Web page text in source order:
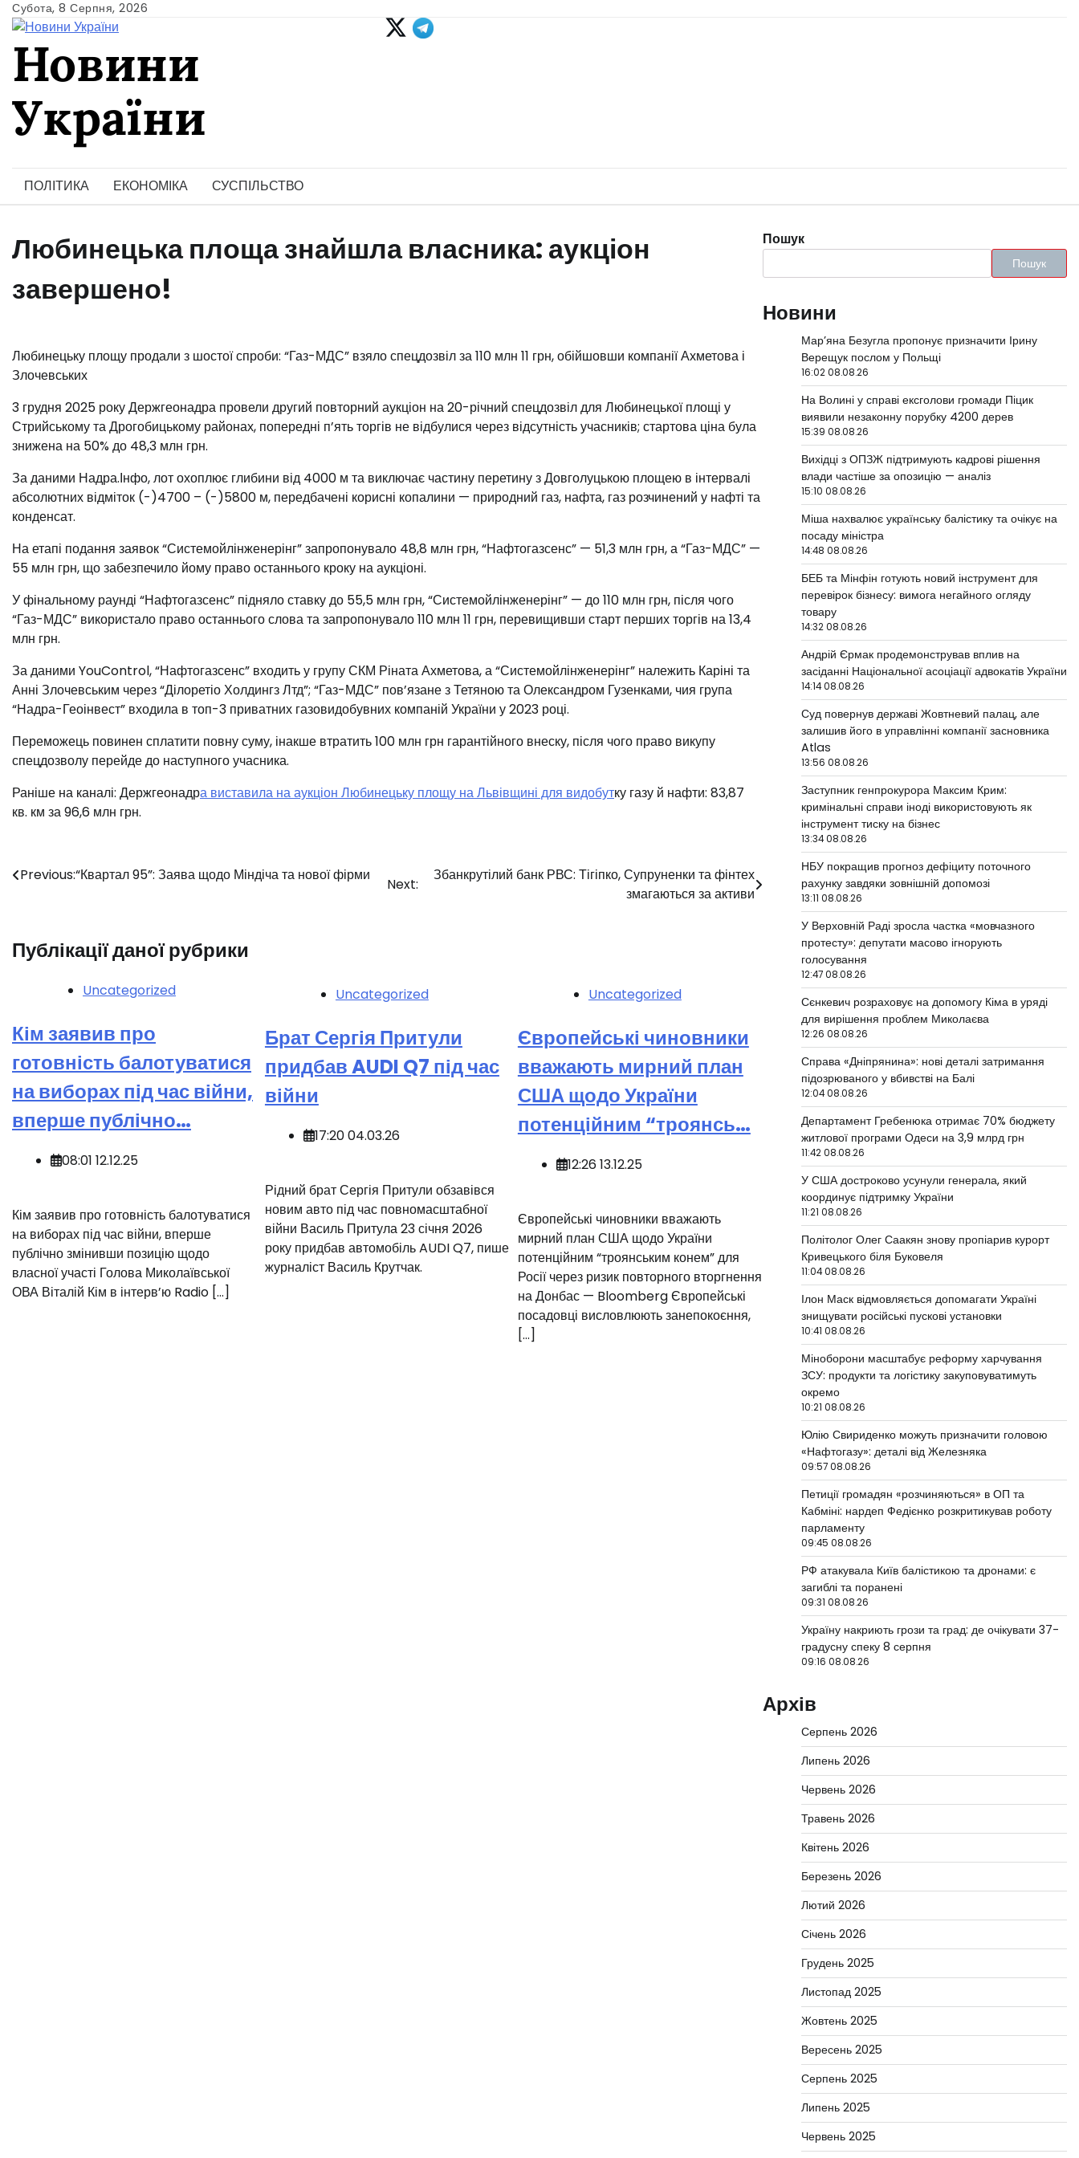
Skip
to
content
Субота, 8 Серпня, 2026
Новини
України
ПОЛІТИКА
ЕКОНОМІКА СУСПІЛЬСТВО
Любинецька площа знайшла власника: аукціон
завершено!
️Любинецьку площу продали з шостої спроби: “Газ-МДС” взяло спецдозвіл за 110 млн 11 грн, обійшовши компанії Ахметова і
Злочевських
3 грудня 2025 року Держгеонадра провели другий повторний аукціон на 20-річний спецдозвіл для Любинецької площі у
Стрийському та Дрогобицькому районах, попередні п’ять торгів не відбулися через відсутність учасників; стартова ціна була
знижена на 50% до 48,3 млн грн.
За даними Надра.Інфо, лот охоплює глибини від 4000 м та виключає частину перетину з Довголуцькою площею в інтервалі
абсолютних відміток (-)4700 – (-)5800 м, передбачені корисні копалини — природний газ, нафта, газ розчинений у нафті та
конденсат.
️На етапі подання заявок “Системойлінженерінг” запропонувало 48,8 млн грн, “Нафтогазсенс” — 51,3 млн грн, а “Газ-МДС” —
55 млн грн, що забезпечило йому право останнього кроку на аукціоні.
У фінальному раунді “Нафтогазсенс” підняло ставку до 55,5 млн грн, “Системойлінженерінг” — до 110 млн грн, після чого
“Газ-МДС” використало право останнього слова та запропонувало 110 млн 11 грн, перевищивши старт перших торгів на 13,4
млн грн.
За даними YouControl, “Нафтогазсенс” входить у групу СКМ Ріната Ахметова, а “Системойлінженерінг” належить Каріні та
Анні Злочевським через “Ділоретіо Холдингз Лтд”; “Газ-МДС” пов’язане з Тетяною та Олександром Гузенками, чия група
“Надра-Геоінвест” входила в топ-3 приватних газовидобувних компаній України у 2023 році.
️Переможець повинен сплатити повну суму, інакше втратить 100 млн грн гарантійного внеску, після чого право викупу
спецдозволу перейде до наступного учасника.
Раніше на каналі: Держгеонадра виставила на аукціон Любинецьку площу на Львівщині для видобутку газу й нафти: 83,87
кв. км за 96,6 млн грн.
Навігація
Previous:“Квартал 95”: Заява щодо Міндіча та нової фірми
Next:
Збанкрутілий банк РВС: Тігіпко, Супруненки та фінтех
змагаються за активи
Публікації даної рубрики
Uncategorized
Кім заявив про
готовність балотуватися
на виборах під час війни,
вперше публічно…
08:01 12.12.25
Кім заявив про готовність балотуватися
на виборах під час війни, вперше
публічно змінивши позицію щодо
власної участі Голова Миколаївської
ОВА Віталій Кім в інтерв’ю Radio […]
Uncategorized
Брат Сергія Притули
придбав AUDI Q7 під час
війни
17:20 04.03.26
Рідний брат Сергія Притули обзавівся
новим авто під час повномасштабної
війни Василь Притула 23 січня 2026
року придбав автомобіль AUDI Q7, пише
журналіст Василь Крутчак.
Uncategorized
Європейські чиновники
вважають мирний план
США щодо України
потенційним “троянсь…
12:26 13.12.25
Європейські чиновники вважають
мирний план США щодо України
потенційним “троянським конем” для
Росії через ризик повторного вторгнення
на Донбас — Bloomberg ️Європейські
посадовці висловлюють занепокоєння,
[…]
Пошук
Пошук
Новини
Мар’яна Безугла пропонує призначити Ірину
Верещук послом у Польщі
16:02 08.08.26
На Волині у справі ексголови громади Піцик
виявили незаконну порубку 4200 дерев
15:39 08.08.26
Вихідці з ОПЗЖ підтримують кадрові рішення
влади частіше за опозицію — аналіз
15:10 08.08.26
Міша нахвалює українську балістику та очікує на
посаду міністра
14:48 08.08.26
БЕБ та Мінфін готують новий інструмент для
перевірок бізнесу: вимога негайного огляду
товару
14:32 08.08.26
Андрій Єрмак продемонстрував вплив на
засіданні Національної асоціації адвокатів України
14:14 08.08.26
Суд повернув державі Жовтневий палац, але
залишив його в управлінні компанії засновника
Atlas
13:56 08.08.26
Заступник генпрокурора Максим Крим:
кримінальні справи іноді використовують як
інструмент тиску на бізнес
13:34 08.08.26
НБУ покращив прогноз дефіциту поточного
рахунку завдяки зовнішній допомозі
13:11 08.08.26
У Верховній Раді зросла частка «мовчазного
протесту»: депутати масово ігнорують
голосування
12:47 08.08.26
Сєнкевич розраховує на допомогу Кіма в уряді
для вирішення проблем Миколаєва
12:26 08.08.26
Справа «Дніпрянина»: нові деталі затримання
підозрюваного у вбивстві на Балі
12:04 08.08.26
Департамент Гребенюка отримає 70% бюджету
житлової програми Одеси на 3,9 млрд грн
11:42 08.08.26
У США достроково усунули генерала, який
координує підтримку України
11:21 08.08.26
Політолог Олег Саакян знову пропіарив курорт
Кривецького біля Буковеля
11:04 08.08.26
Ілон Маск відмовляється допомагати Україні
знищувати російські пускові установки
10:41 08.08.26
Міноборони масштабує реформу харчування
ЗСУ: продукти та логістику закуповуватимуть
окремо
10:21 08.08.26
Юлію Свириденко можуть призначити головою
«Нафтогазу»: деталі від Железняка
09:57 08.08.26
Петиції громадян «розчиняються» в ОП та
Кабміні: нардеп Федієнко розкритикував роботу
парламенту
09:45 08.08.26
РФ атакувала Київ балістикою та дронами: є
загиблі та поранені
09:31 08.08.26
Україну накриють грози та град: де очікувати 37-
градусну спеку 8 серпня
09:16 08.08.26
Архів
Серпень 2026
Липень 2026
Червень 2026
Травень 2026
Квітень 2026
Березень 2026
Лютий 2026
Січень 2026
Грудень 2025
Листопад 2025
Жовтень 2025
Вересень 2025
Серпень 2025
Липень 2025
Червень 2025